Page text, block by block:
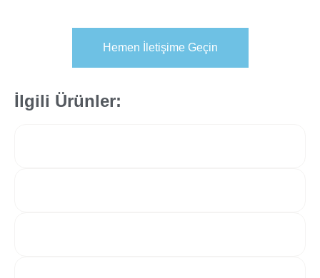
Hemen İletişime Geçin
İlgili Ürünler: